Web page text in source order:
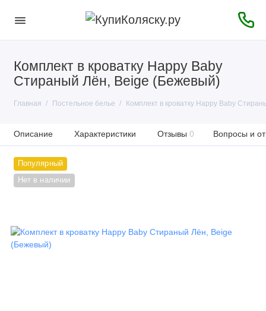
Комплект в кроватку Happy Baby
Стираный Лён, Beige (Бежевый)
Главная Постельное белье Комплект в кроватку Happy Baby
Описание Характеристики Отзывы 0 Вопросы и
Популярный
Нет в наличии